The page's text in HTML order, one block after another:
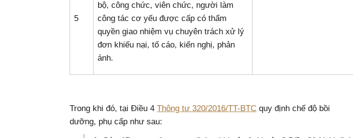
5
bộ, công chức, viên chức, người làm
công tác cơ yếu được cấp có thẩm
quyền giao nhiệm vụ chuyên trách xử lý
đơn khiếu nại, tố cáo, kiến nghị, phản
ánh.
Trong khi đó, tại Điều 4 Thông tư 320/2016/TT-BTC quy định chế độ bồi
dưỡng, phụ cấp như sau: